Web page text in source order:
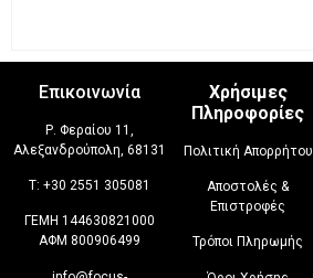
Επικοινωνία
Ρ. Φεραίου 11,
Αλεξανδρούπολη, 68131
T:+30 2551 305081
ΓΕΜΗ 144630821000
ΑΦΜ 800906499
Χρήσιμες
Πληροφορίες
Πολιτική Απορρήτου
Αποστολές &
Επιστροφές
Τρόποι Πληρωμής